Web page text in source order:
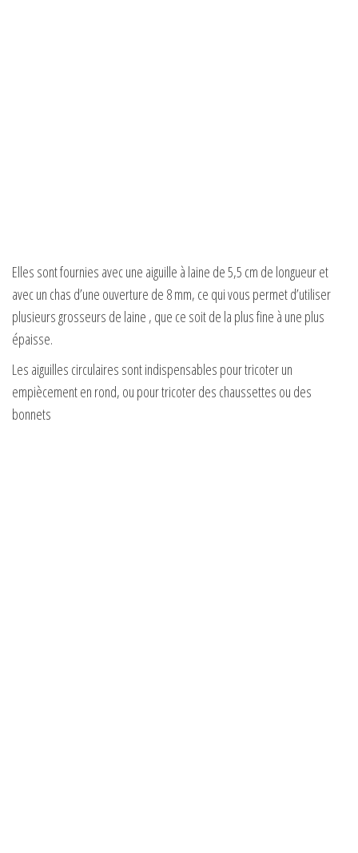
Elles sont fournies avec une aiguille à laine de 5,5 cm de longueur et
avec un chas d’une ouverture de 8 mm, ce qui vous permet d’utiliser
plusieurs grosseurs de laine , que ce soit de la plus fine à une plus
épaisse.
Les aiguilles circulaires sont indispensables pour tricoter un
empiècement en rond, ou pour tricoter des chaussettes ou des
bonnets